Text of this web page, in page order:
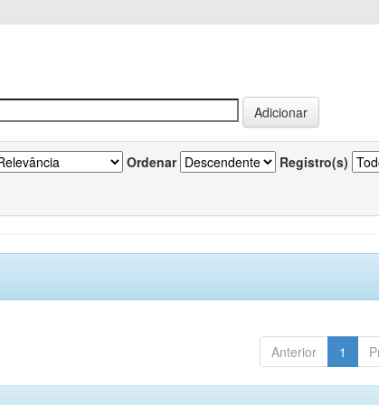
Ordenar Registro(s)
Anterior 1